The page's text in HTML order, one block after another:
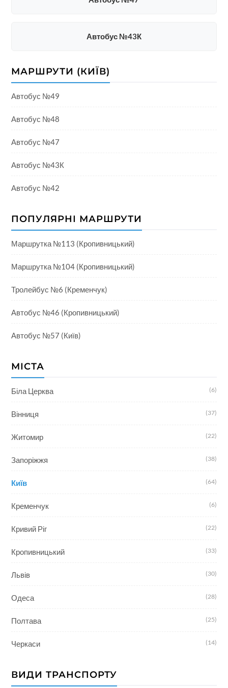
Автобус №43К
МАРШРУТИ (КИЇВ)
Автобус №49
Автобус №48
Автобус №47
Автобус №43К
Автобус №42
ПОПУЛЯРНІ МАРШРУТИ
Маршрутка №113 (Кропивницький)
Маршрутка №104 (Кропивницький)
Тролейбус №6 (Кременчук)
Автобус №46 (Кропивницький)
Автобус №57 (Київ)
МІСТА
Біла Церква (6)
Вінниця (37)
Житомир (22)
Запоріжжя (38)
Київ (64)
Кременчук (6)
Кривий Ріг (22)
Кропивницький (33)
Львів (30)
Одеса (28)
Полтава (25)
Черкаси (14)
ВИДИ ТРАНСПОРТУ